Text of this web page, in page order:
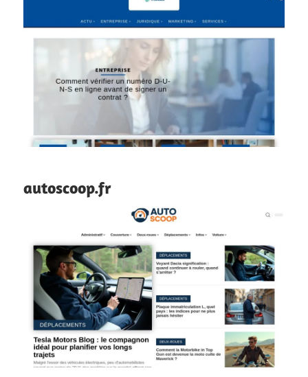
autoscoop.fr